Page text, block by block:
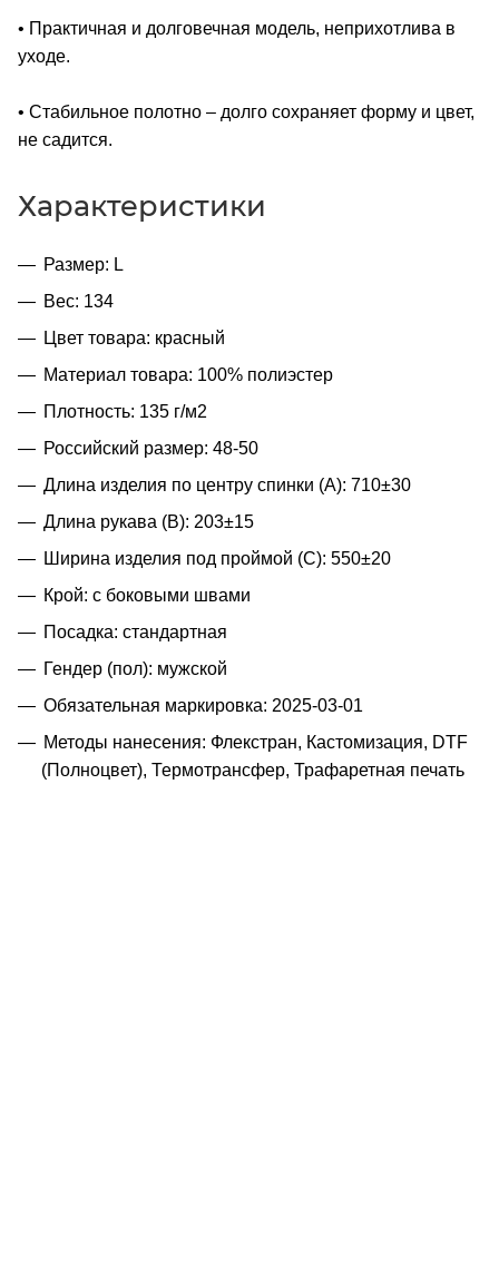
• Практичная и долговечная модель, неприхотлива в
уходе.
• Стабильное полотно – долго сохраняет форму и цвет,
не садится.
Характеристики
Размер: L
Вес: 134
Цвет товара: красный
Материал товара: 100% полиэстер
Плотность: 135 г/м2
Российский размер: 48-50
Длина изделия по центру спинки (A): 710±30
Длина рукава (B): 203±15
Ширина изделия под проймой (С): 550±20
Крой: с боковыми швами
Посадка: стандартная
Гендер (пол): мужской
Обязательная маркировка: 2025-03-01
Методы нанесения: Флекстран, Кастомизация, DTF
(Полноцвет), Термотрансфер, Трафаретная печать